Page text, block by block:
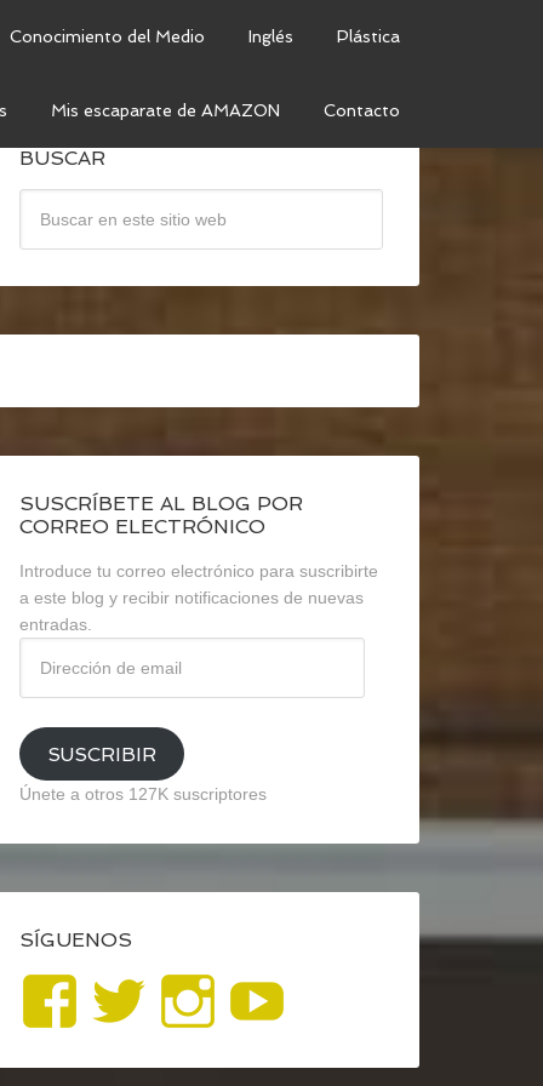
Conocimiento del Medio Inglés Plástica
Mis escaparate de AMAZON Contacto
BUSCAR
SUSCRÍBETE AL BLOG POR
CORREO ELECTRÓNICO
Introduce tu correo electrónico para suscribirte
a este blog y recibir notificaciones de nuevas
entradas.
email
SUSCRIBIR
Únete a otros 127K suscriptores
SÍGUENOS
Ver
perfil
Ver
perfil
Ver
perfil